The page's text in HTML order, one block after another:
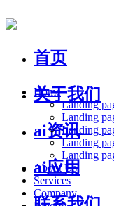
首页
关于我们
ai资讯
ai应用
Home
Landing
Landing
Landing
Landing
Landing
About Us
Services
Company